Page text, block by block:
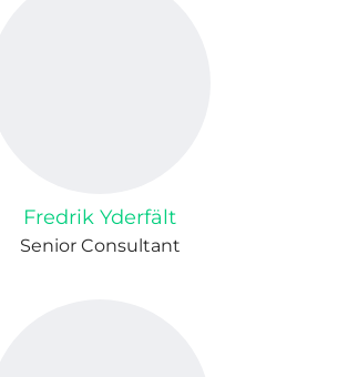
Fredrik Yderfält
Senior Consultant